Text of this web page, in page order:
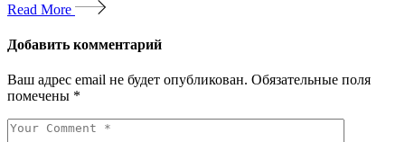
Read More
Добавить комментарий
Ваш адрес email не будет опубликован. Обязательные поля
помечены *